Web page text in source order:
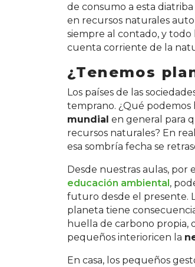
de consumo a esta
en recursos naturales
siempre al contado, y todo
cuenta corriente de la
¿Tenemos
Los países de las
temprano. ¿Qué podemos
mundial en general para
recursos naturales? En
esa sombría fecha se
Desde nuestras aulas, por
educación ambiental,
futuro desde el presente.
planeta tiene
huella de carbono propia,
pequeños interioricen la
En casa, los pequeños